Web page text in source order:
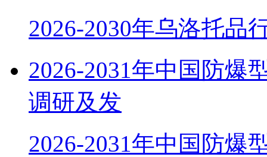
2026-2030年乌洛托品
2026-2031年中国防爆
调研及发
2026-2031年中国防爆